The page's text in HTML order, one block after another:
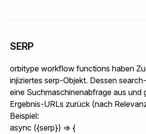
SERP
orbitype workflow functions haben
injiziertes serp-Objekt. Dessen search
eine Suchmaschinenabfrage aus und
Ergebnis-URLs zurück (nach
Beispiel:
async ({serp}) => {